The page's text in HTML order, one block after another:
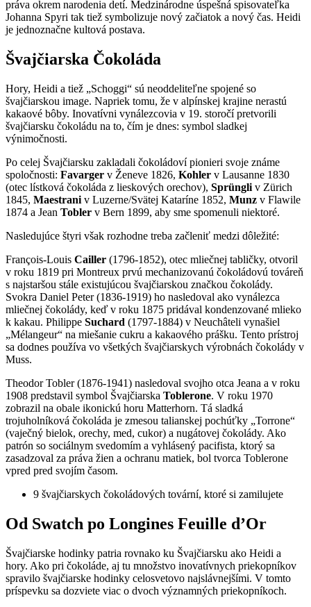
práva okrem narodenia detí. Medzinárodne úspešná spisovateľka
Johanna Spyri tak tiež symbolizuje nový začiatok a nový čas. Heidi
je jednoznačne kultová postava.
Švajčiarska Čokoláda
Hory, Heidi a tiež „Schoggi“ sú neoddeliteľne spojené so
švajčiarskou image. Napriek tomu, že v alpínskej krajine nerastú
kakaové bôby. Inovatívni vynálezcovia v 19. storočí pretvorili
švajčiarsku čokoládu na to, čím je dnes: symbol sladkej
výnimočnosti.
Po celej Švajčiarsku zakladali čokoládoví pionieri svoje známe
spoločnosti: Favarger v Ženeve 1826, Kohler v Lausanne 1830
(otec lístková čokoláda z lieskových orechov), Sprüngli v Zürich
1845, Maestrani v Luzerne/Svätej Kataríne 1852, Munz v Flawile
1874 a Jean Tobler v Bern 1899, aby sme spomenuli niektoré.
Nasledujúce štyri však rozhodne treba začleniť medzi dôležité:
François-Louis Cailler (1796-1852), otec mliečnej tabličky, otvoril
v roku 1819 pri Montreux prvú mechanizovanú čokoládovú továreň
s najstaršou stále existujúcou švajčiarskou značkou čokolády.
Svokra Daniel Peter (1836-1919) ho nasledoval ako vynálezca
mliečnej čokolády, keď v roku 1875 pridával kondenzované mlieko
k kakau. Philippe Suchard (1797-1884) v Neuchâteli vynašiel
„Mélangeur“ na miešanie cukru a kakaového prášku. Tento prístroj
sa dodnes používa vo všetkých švajčiarskych výrobnách čokolády v
Muss.
Theodor Tobler (1876-1941) nasledoval svojho otca Jeana a v roku
1908 predstavil symbol Švajčiarska Toblerone. V roku 1970
zobrazil na obale ikonickú horu Matterhorn. Tá sladká
trojuholníková čokoláda je zmesou talianskej pochúťky „Torrone“
(vaječný bielok, orechy, med, cukor) a nugátovej čokolády. Ako
patrón so sociálnym svedomím a vyhlásený pacifista, ktorý sa
zasadzoval za práva žien a ochranu matiek, bol tvorca Toblerone
vpred pred svojím časom.
9 švajčiarskych čokoládových tovární, ktoré si zamilujete
Od Swatch po Longines Feuille d’Or
Švajčiarske hodinky patria rovnako ku Švajčiarsku ako Heidi a
hory. Ako pri čokoláde, aj tu množstvo inovatívnych priekopníkov
spravilo švajčiarske hodinky celosvetovo najslávnejšími. V tomto
príspevku sa dozviete viac o dvoch významných priekopníkoch.